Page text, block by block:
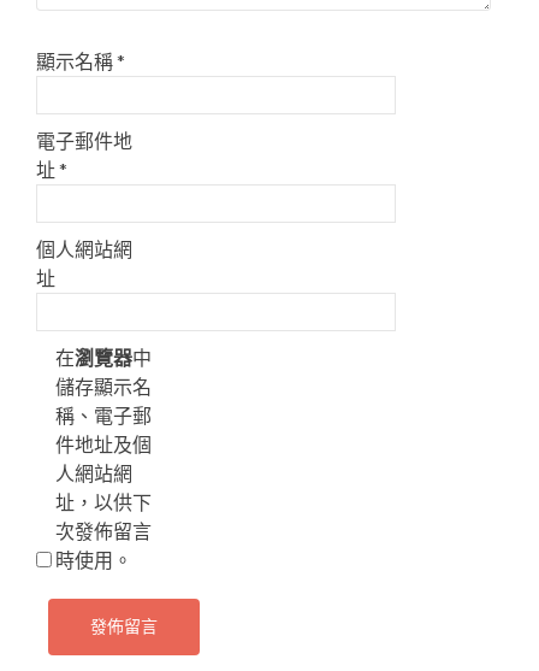
顯示名稱*
電子郵件地
址*
個人網站網
址
在瀏覽器中
儲存顯示名
稱、電子郵
件地址及個
人網站網
址，以供下
次發佈留言
時使用。